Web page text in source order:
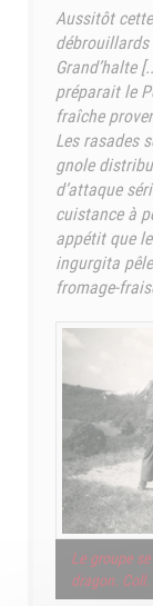
Aussitôt
Grand’halte
préparait le
fraîche
Les rasades
gnole
d’attaque
cuistance à
appétit que
ingurgita
fromage-
Le groupe
dragon.